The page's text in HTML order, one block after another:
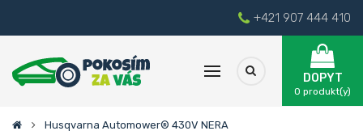
+421 907 444 410
DOPYT
0 produkt(y)
Husqvarna Automower® 430V NERA